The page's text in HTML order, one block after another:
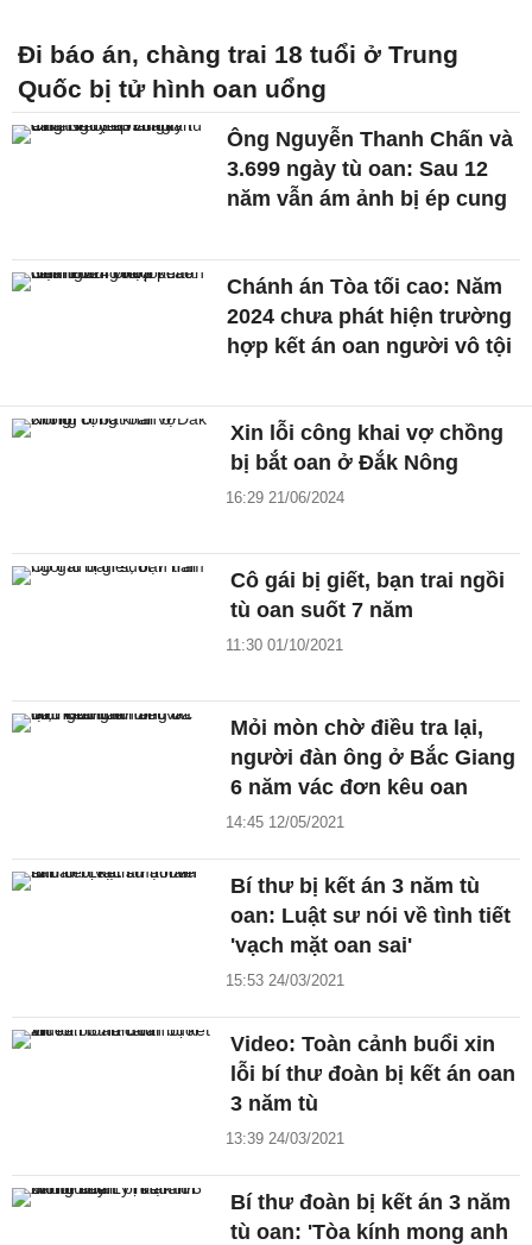
Đi báo án, chàng trai 18 tuổi ở Trung
Quốc bị tử hình oan uổng
Ông Nguyễn Thanh Chấn và
3.699 ngày tù oan: Sau 12
năm vẫn ám ảnh bị ép cung
Chánh án Tòa tối cao: Năm
2024 chưa phát hiện trường
hợp kết án oan người vô tội
Xin lỗi công khai vợ chồng
bị bắt oan ở Đắk Nông
16:29 21/06/2024
Cô gái bị giết, bạn trai ngồi
tù oan suốt 7 năm
11:30 01/10/2021
Mỏi mòn chờ điều tra lại,
người đàn ông ở Bắc Giang
6 năm vác đơn kêu oan
14:45 12/05/2021
Bí thư bị kết án 3 năm tù
oan: Luật sư nói về tình tiết
'vạch mặt oan sai'
15:53 24/03/2021
Video: Toàn cảnh buổi xin
lỗi bí thư đoàn bị kết án oan
3 năm tù
13:39 24/03/2021
Bí thư đoàn bị kết án 3 năm
tù oan: 'Tòa kính mong anh